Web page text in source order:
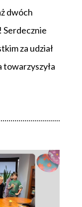
dwóch
Serdecznie
za udział